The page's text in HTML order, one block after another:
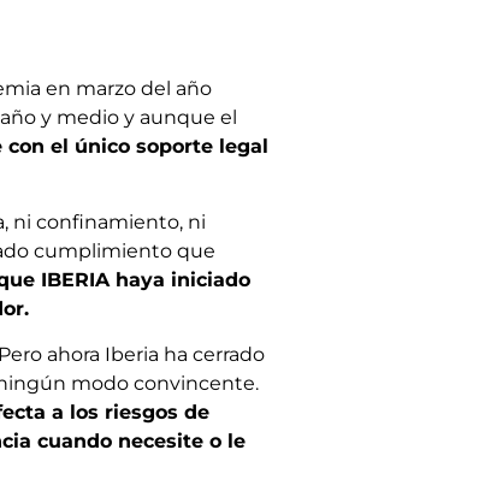
en marzo del año
y medio y aunque el
el único soporte legal
ni confinamiento, ni
cumplimiento que
IBERIA haya iniciado
ahora Iberia ha cerrado
modo convincente.
a los riesgos de
cuando necesite o le